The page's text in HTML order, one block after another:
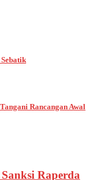
Rancangan Awal
Raperda